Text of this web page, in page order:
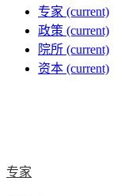
专家 (current)
政策 (current)
院所 (current)
资本 (current)
专家